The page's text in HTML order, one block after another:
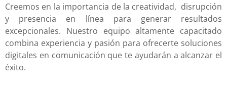
Creemos en la importancia de la creatividad, disrupción
y presencia en línea para generar resultados
excepcionales. Nuestro equipo altamente capacitado
combina experiencia y pasión para ofrecerte soluciones
digitales en comunicación que te ayudarán a alcanzar el
éxito.